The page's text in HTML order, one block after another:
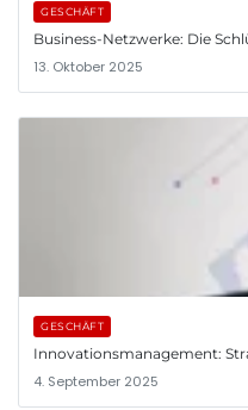
GESCHÄFT
Business-Netzwerke: Die
13. Oktober 2025
GESCHÄFT
Innovationsmanagement:
4. September 2025